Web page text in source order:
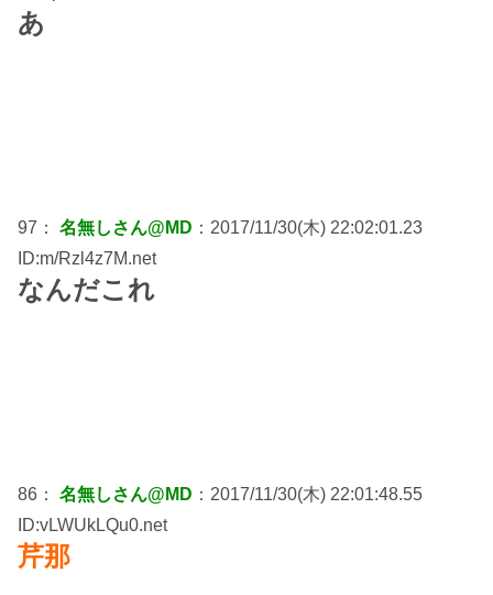
あ
97： 名無しさん@MD ：2017/11/30(木) 22:02:01.23
ID:m/Rzl4z7M.net
なんだこれ
86： 名無しさん@MD ：2017/11/30(木) 22:01:48.55
ID:vLWUkLQu0.net
芹那